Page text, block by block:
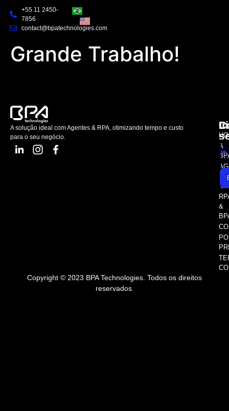
+55 11 2450-
7856
contact@bpatechnologies.com
Grande Trabalho!
A solução ideal com Agentes & RPA, otimizando tempo e custo
para o seu negócio.
A
&
Copyright © 2023 BPA Technologies. Todos os direitos
reservados.